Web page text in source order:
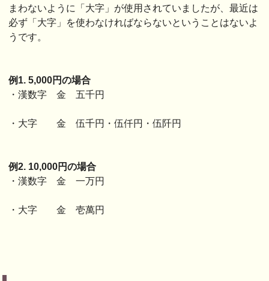
まわないように「大字」が使用されていましたが、最近は
必ず「大字」を使わなければならないということはないよ
うです。
例1. 5,000円の場合
・漢数字 金 五千円
・大字 金 伍千円・伍仟円・伍阡円
例2. 10,000円の場合
・漢数字 金 一万円
・大字 金 壱萬円